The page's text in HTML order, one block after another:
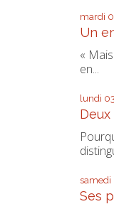
mardi
Un
«
en...
lundi 03
samedi
Ses